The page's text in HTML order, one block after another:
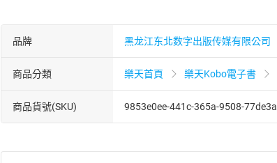
品牌 黑龙江东北数字出版传媒有限公司
商品分類 樂天首頁 樂天Kobo電子書
商品貨號(SKU) 9853e0ee-441c-365a-9508-